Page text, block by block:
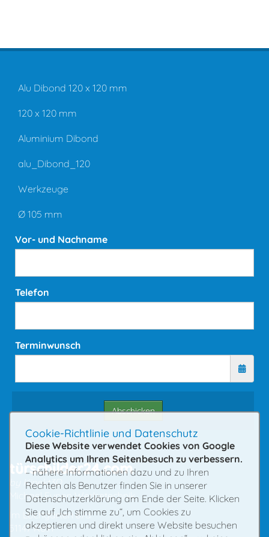
Alu Dibond 120 x 120 mm
120 x 120 mm
Aluminium Dibond
alu_Dibond_120
Werkzeuge
Ø 105 mm
Vor- und Nachname
Telefon
Terminwunsch
Abschicken
türschilder24.com
by Kinekt3D
Michael Eupen Werbetechnik
Im Lochgarten 87a
51147 Köln
Cookie-Richtlinie und Datenschutz
Diese Website verwendet Cookies von Google
Analytics um Ihren Seitenbesuch zu verbessern.
– nähere Informationen dazu und zu Ihren
Rechten als Benutzer finden Sie in unserer
Datenschutzerklärung am Ende der Seite. Klicken
Sie auf „Ich stimme zu“, um Cookies zu
akzeptieren und direkt unsere Website besuchen